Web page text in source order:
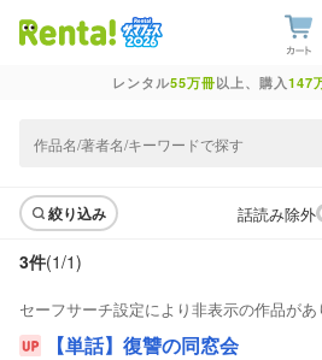
レンタル55万冊以上、購入147
絞り込み 話読み除外
3件(1/1)
セーフサーチ設定により非表示の作品があ
【単話】復讐の同窓会